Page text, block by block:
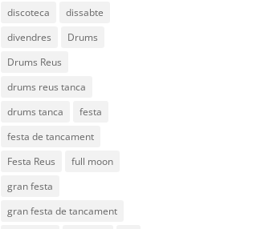
discoteca
dissabte
divendres
Drums
Drums Reus
drums reus tanca
drums tanca
festa
festa de tancament
Festa Reus
full moon
gran festa
gran festa de tancament